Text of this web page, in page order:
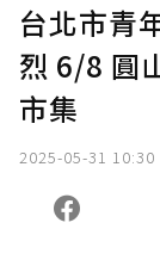
台北市青
烈 6/8 圓
市集
2025-05-31 10:30